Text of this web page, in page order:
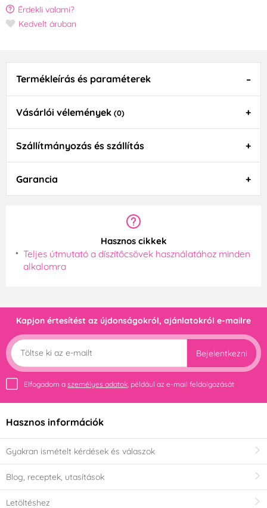
Érdekli valami?
Kedvelt áruban
Termékleírás és paraméterek
Vásárlói vélemények (0)
Szállítmányozás és szállítás
Garancia
Hasznos cikkek
Teljes útmutató a díszítőcsövek használatához minden
alkalomra
Kapjon értesítést az újdonságokról, ajánlatokról e-mailre
Bejelentkezni
Elfogadom a személyes adatok, például az e-mail feldolgozását
Hasznos információk
Gyakran ismételt kérdések és válaszok
Blog, receptek, utasítások
Letöltéshez